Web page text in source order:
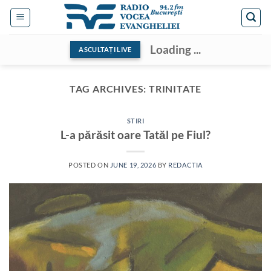
Skip
ASCULTAȚI LIVE Loading ...
TAG ARCHIVES: TRINITATE
STIRI
L-a părăsit oare Tatăl pe Fiul?
POSTED ON JUNE 19, 2026 BY REDACTIA